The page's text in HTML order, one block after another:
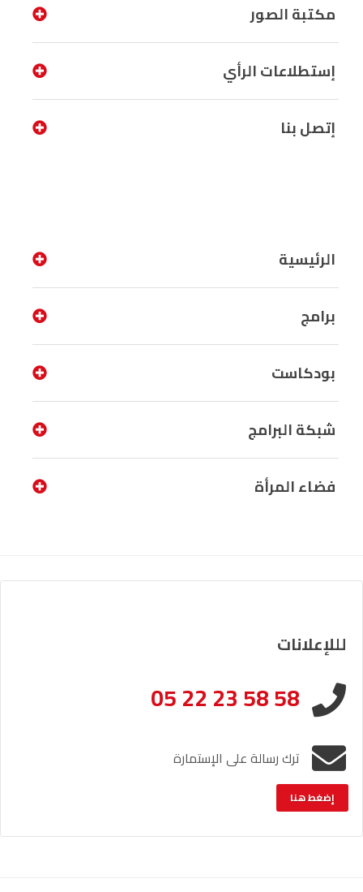
مكتبة الصور
إستطلاعات الرأي
إتصل بنا
الرئيسية
برامج
بودكاست
شبكة البرامج
فضاء المرأة
لللإعلانات
05 22 23 58 58
ترك رسالة على الإستمارة
إضغط هنا